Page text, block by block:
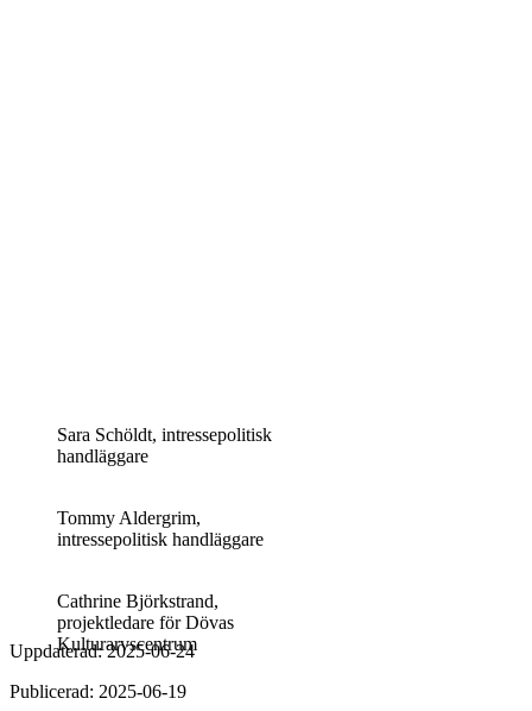
Sara Schöldt, intressepolitisk
handläggare
Tommy Aldergrim,
intressepolitisk handläggare
Cathrine Björkstrand,
projektledare för Dövas
Kulturarvscentrum
Uppdaterad: 2025-06-24
Publicerad: 2025-06-19